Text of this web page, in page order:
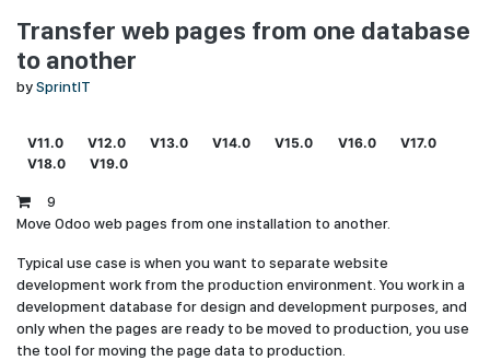
Transfer web pages from one database
to another
bySprintIT
V11.0 V12.0 V13.0 V14.0 V15.0 V16.0
V17.0
V18.0
V19.0
9
Move Odoo web pages from one installation to another.
Typical use case is when you want to separate website
development work from the production environment. You work in a
development database for design and development purposes, and
only when the pages are ready to be moved to production, you use
the tool for moving the page data to production.